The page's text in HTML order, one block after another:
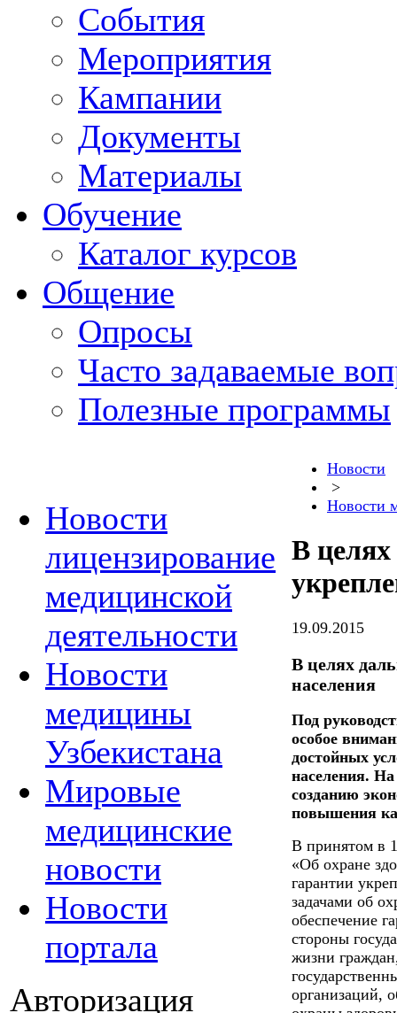
События
Мероприятия
Кампании
Документы
Материалы
Обучение
Каталог курсов
Общение
Опросы
Часто задаваемые
Полезные программы
Новости
лицензирование
медицинской
деятельности
Новости
медицины
Узбекистана
Мировые
медицинские
новости
Новости
портала
Авторизация
Новости
>
Новости
В
19.09.2015
В целях
населения
Под
особое
достойных
населения. На
созданию
повышения
В принятом в
«Об охране
гарантии
задачами об
обеспечение
стороны
жизни
организаций,